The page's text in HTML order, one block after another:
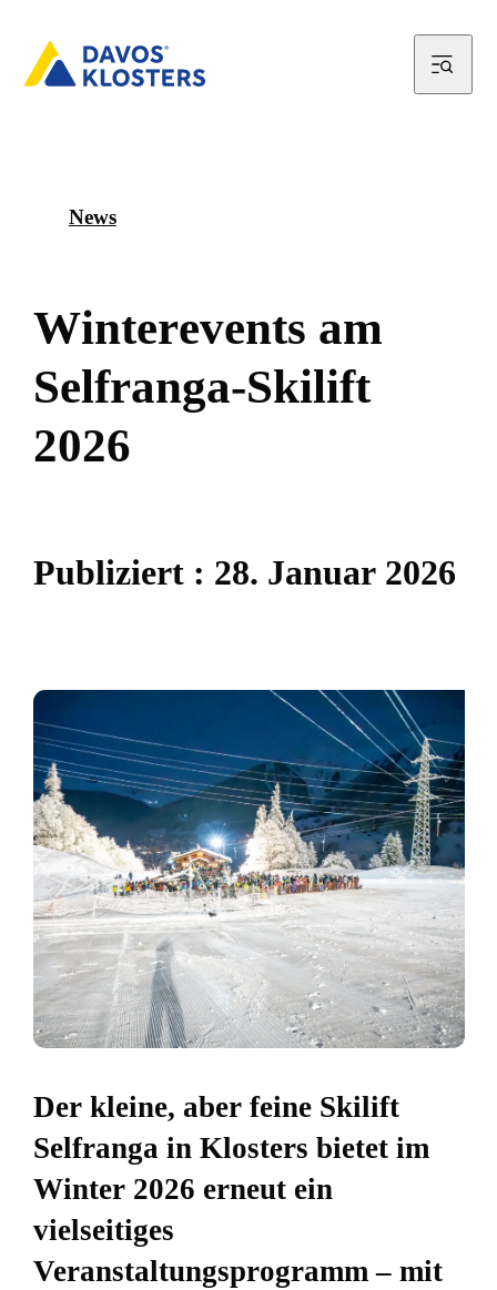
News
Winterevents am
Selfranga-Skilift
2026
Publiziert : 28. Januar 2026
Der kleine, aber feine Skilift
Selfranga in Klosters bietet im
Winter 2026 erneut ein
vielseitiges
Veranstaltungsprogramm – mit